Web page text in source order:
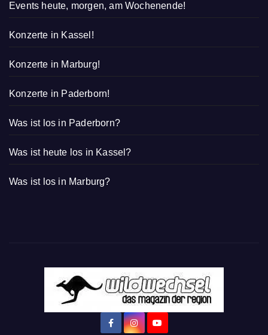
Events heute, morgen, am Wochenende!
Konzerte in Kassel!
Konzerte in Marburg!
Konzerte in Paderborn!
Was ist los in Paderborn?
Was ist heute los in Kassel?
Was ist los in Marburg?